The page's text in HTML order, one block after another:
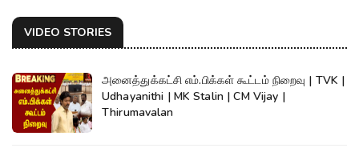
VIDEO STORIES
அனைத்துக்கட்சி எம்.பிக்கள் கூட்டம் நிறைவு | TVK |
Udhayanithi | MK Stalin | CM Vijay |
Thirumavalan